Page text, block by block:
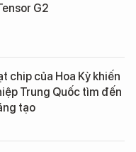
G2
chip của Hoa Kỳ khiến
Trung Quốc tìm đến
tạo